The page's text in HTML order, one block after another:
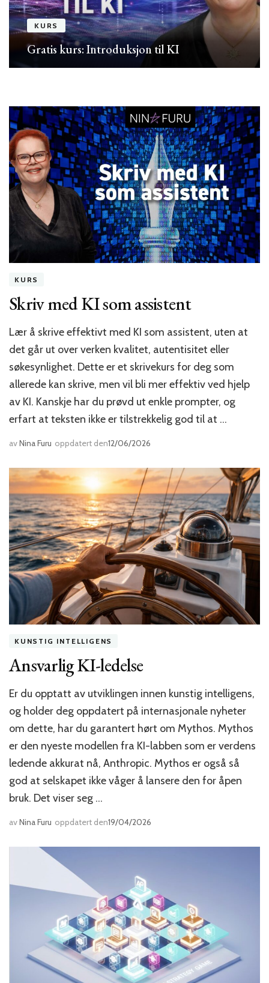
KURS
Gratis kurs: Introduksjon til KI
KURS
Skriv med KI som assistent
Lær å skrive effektivt med KI som assistent, uten at
det går ut over verken kvalitet, autentisitet eller
søkesynlighet. Dette er et skrivekurs for deg som
allerede kan skrive, men vil bli mer effektiv ved hjelp
av KI. Kanskje har du prøvd ut enkle prompter, og
erfart at teksten ikke er tilstrekkelig god til at …
avNina Furu oppdatert den12/06/2026
KUNSTIG INTELLIGENS
Ansvarlig KI-ledelse
Er du opptatt av utviklingen innen kunstig intelligens,
og holder deg oppdatert på internasjonale nyheter
om dette, har du garantert hørt om Mythos. Mythos
er den nyeste modellen fra KI-labben som er verdens
ledende akkurat nå, Anthropic. Mythos er også så
god at selskapet ikke våger å lansere den for åpen
bruk. Det viser seg …
avNina Furu oppdatert den19/04/2026